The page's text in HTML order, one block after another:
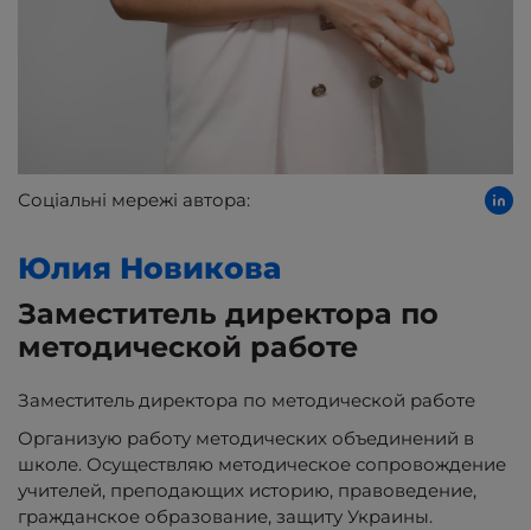
Соціальні мережі автора:
Юлия Новикова
Заместитель директора по
методической работе
Заместитель директора по методической работе
Организую работу методических объединений в
школе. Осуществляю методическое сопровождение
учителей, преподающих историю, правоведение,
гражданское образование, защиту Украины.